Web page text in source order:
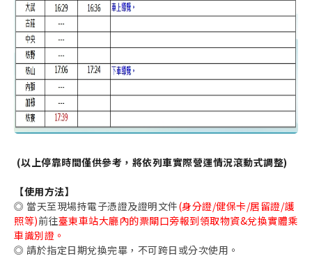
(以上停靠時間僅供參考，將依列車實際營運情況滾動式調整)
【使用方法】
◎ 當天至現場持電子憑證及證明文件(身分證/健保卡/居留證/護
照等)前往臺東車站大廳內的票閘口旁報到領取物資&兌換實體乘
車識別證。
◎ 請於指定日期兌換完畢，不可跨日或分次使用。